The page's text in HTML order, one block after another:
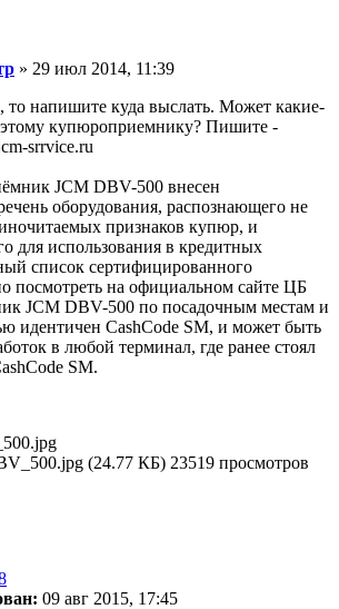
» 29 июл 2014, 11:39
напишите куда выслать. Может какие-
этому купюроприемнику? Пишите -
srrvice.ru
JCM DBV-500 внесен
оборудования, распознающего не
признаков купюр, и
для использования в кредитных
список сертифицированного
посмотреть на официальном сайте ЦБ
JCM DBV-500 по посадочным местам и
идентичен CashCode SM, и может быть
в любой терминал, где ранее стоял
SM.
(24.77 КБ) 23519 просмотров
09 авг 2015, 17:45